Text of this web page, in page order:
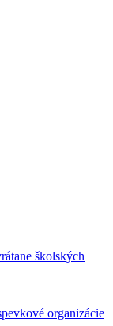
školských
organizácie